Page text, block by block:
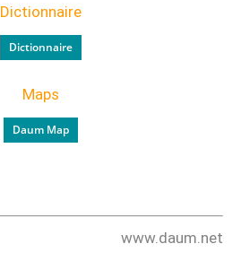
Dictionnaire
Dictionnaire
Maps
Daum Map
www.daum.net